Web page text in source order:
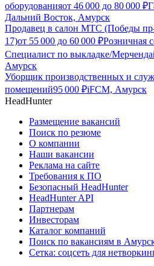
оборудованияот 46 000 до 80 000 ₽
Дальний Восток, Амурск
Продавец в салон МТС (Победы
17)от 55 000 до 60 000 ₽Розничная
Специалист по выкладке/
Амурск
Уборщик производственных и
помещений95 000 ₽iFCM, Амурск
HeadHunter
Размещение вакансий
Поиск по резюме
О компании
Наши вакансии
Реклама на сайте
Требования к ПО
Безопасный HeadHunter
HeadHunter API
Партнерам
Инвесторам
Каталог компаний
Поиск по вакансиям в
Сетка: соцсеть для